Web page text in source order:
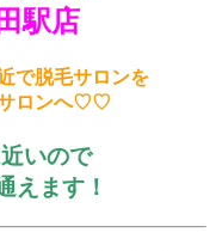
駅店
で脱毛サロンを
ロンへ♡♡
いので
えます！